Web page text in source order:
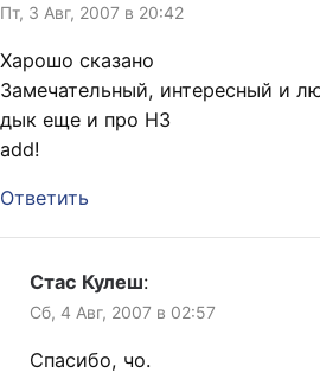
Пт, 3 Авг, 2007 в 20:42
Харошо сказано
Замечательный, интересный и
дык еще и про НЗ
add!
Ответить
Стас Кулеш:
Сб, 4 Авг, 2007 в 02:57
Спасибо, чо.